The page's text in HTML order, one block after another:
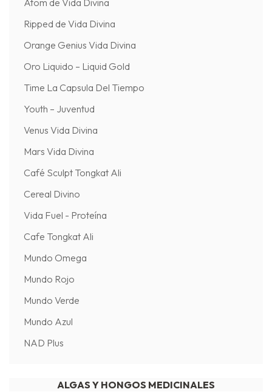
Atom de Vida Divina
Ripped de Vida Divina
Orange Genius Vida Divina
Oro Liquido – Liquid Gold
Time La Capsula Del Tiempo
Youth – Juventud
Venus Vida Divina
Mars Vida Divina
Café Sculpt Tongkat Ali
Cereal Divino
Vida Fuel - Proteína
Cafe Tongkat Ali
Mundo Omega
Mundo Rojo
Mundo Verde
Mundo Azul
NAD Plus
ALGAS Y HONGOS MEDICINALES